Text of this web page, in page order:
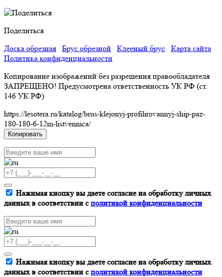
Поделиться
Доска обрезная
Брус обрезной Клееный брус
Карта сайта
Политика конфиденциальности
Копирование изображений без разрешения правообладателя
ЗАПРЕЩЕНО! Предусмотрена ответственность УК РФ (ст.
146 УК РФ)
https://lesotera.ru/katalog/brus-klejonyj-profilirovannyj-ship-paz-
180-180-6-12m-listvennica/
Копировать
Нажимая кнопку вы даете согласие на обработку личных
данных в соответствии сполитикой конфиденциальности
Нажимая кнопку вы даете согласие на обработку личных
данных в соответствии сполитикой конфиденциальности